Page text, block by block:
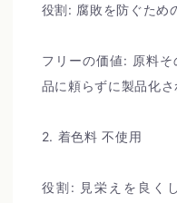
役割: 腐敗を防ぐため
フリーの価値: 原料
品に頼らずに製品化さ
2. 着色料 不使用
役割: 見栄えを良く